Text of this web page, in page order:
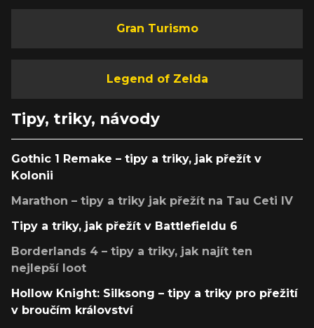
Gran Turismo
Legend of Zelda
Tipy, triky, návody
Gothic 1 Remake – tipy a triky, jak přežít v
Kolonii
Marathon – tipy a triky jak přežít na Tau Ceti IV
Tipy a triky, jak přežít v Battlefieldu 6
Borderlands 4 – tipy a triky, jak najít ten
nejlepší loot
Hollow Knight: Silksong – tipy a triky pro přežití
v broučím království